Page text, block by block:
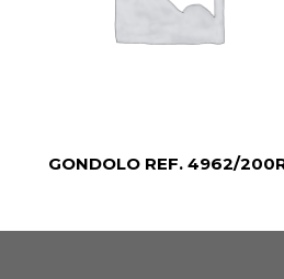
GONDOLO REF. 4962/